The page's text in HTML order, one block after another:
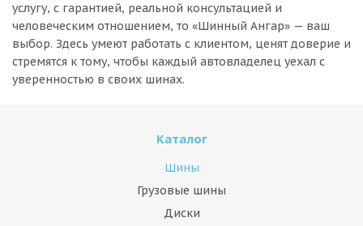
услугу, с гарантией, реальной консультацией и
человеческим отношением, то «Шинный Ангар» — ваш
выбор. Здесь умеют работать с клиентом, ценят доверие и
стремятся к тому, чтобы каждый автовладелец уехал с
уверенностью в своих шинах.
Каталог
Шины
Грузовые шины
Диски